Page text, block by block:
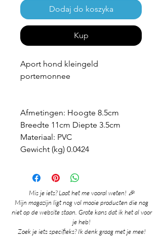
Dodaj do koszyka
Kup
Aport hond kleingeld
portemonnee
Afmetingen: Hoogte 8.5cm
Breedte 11cm Diepte 3.5cm
Materiaal: PVC
Gewicht (kg) 0.0424
Mis je iets? Laat het me vooral weten! 🎉
Mijn magazijn ligt nog vol mooie producten die nog
niet op de website staan. Grote kans dat ik het al voor
je heb!
Zoek je iets specifieks? Ik denk graag met je mee!